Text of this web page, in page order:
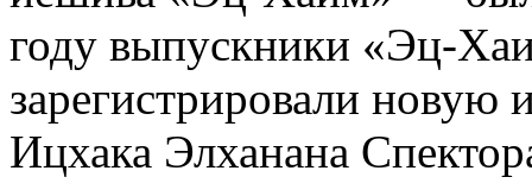
году выпускники «Эц-
зарегистрировали новую
Ицхака Элханана